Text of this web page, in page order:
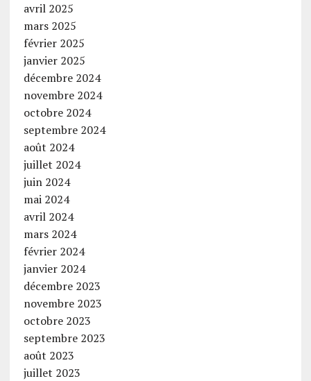
avril 2025
mars 2025
février 2025
janvier 2025
décembre 2024
novembre 2024
octobre 2024
septembre 2024
août 2024
juillet 2024
juin 2024
mai 2024
avril 2024
mars 2024
février 2024
janvier 2024
décembre 2023
novembre 2023
octobre 2023
septembre 2023
août 2023
juillet 2023